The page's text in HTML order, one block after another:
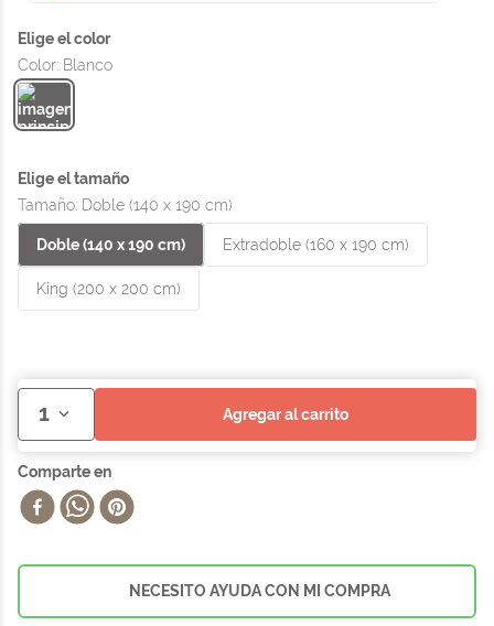
Color: Blanco
Tamaño: Doble (140 x 190 cm)
Doble (140 x 190 cm) Extradoble (160 x 190 cm)
King (200 x 200 cm)
1 agregar al carrito
NECESITO AYUDA CON MI COMPRA